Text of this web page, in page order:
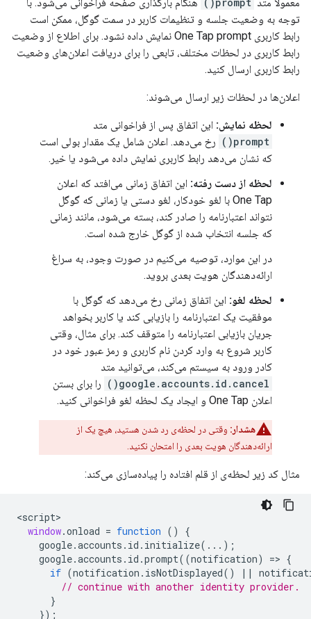
توجه به وضعیت جلسه و تنظیمات کاربر در سمت گوگل، ممکن است
رابط کاربری One Tap prompt نمایش داده نشود. برای اطلاع از وضعیت
رابط کاربری در لحظات مختلف، تابعی را برای دریافت اعلان‌های وضعیت
رابط کاربری ارسال کنید.
اعلان‌ها در لحظات زیر ارسال می‌شوند:
لحظه نمایش: این اتفاق پس از فراخوانی متد
prompt()
رخ می‌دهد. اعلان شامل یک مقدار بولی است
که نشان می‌دهد رابط کاربری نمایش داده می‌شود یا خیر.
لحظه از دست رفته: این اتفاق زمانی می‌افتد که اعلان
One Tap با لغو خودکار، لغو دستی یا زمانی که گوگل
نتواند اعتبارنامه را صادر کند، بسته می‌شود، مانند زمانی
که جلسه انتخاب شده از گوگل خارج شده است.
در این موارد، توصیه می‌کنیم در صورت وجود، به سراغ
ارائه‌دهندگان هویت بعدی بروید.
لحظه لغو: این اتفاق زمانی رخ می‌دهد که گوگل با
موفقیت یک اعتبارنامه را بازیابی کند یا کاربر بخواهد
جریان بازیابی اعتبارنامه را متوقف کند. برای مثال، وقتی
کاربر شروع به وارد کردن نام کاربری و رمز عبور خود در
کادر ورود به سیستم می‌کند، می‌توانید متد
google.accounts.id.cancel()
را برای بستن
اعلان One Tap و ایجاد یک لحظه لغو فراخوانی کنید.
هشدار: وقتی در لحظه‌ی رد شدن هستید، هیچ یک از
ارائه‌دهندگان هویت بعدی را امتحان نکنید.
مثال کد زیر لحظه‌ی از قلم افتاده را پیاده‌سازی می‌کند:
<script
window.onload = function ()
{
google.accounts . id . initialize(...);
google.accounts . id .prompt((notification) => {
if (notification . isNotDisplayed() ||
// continue with another identity provider.
}
});